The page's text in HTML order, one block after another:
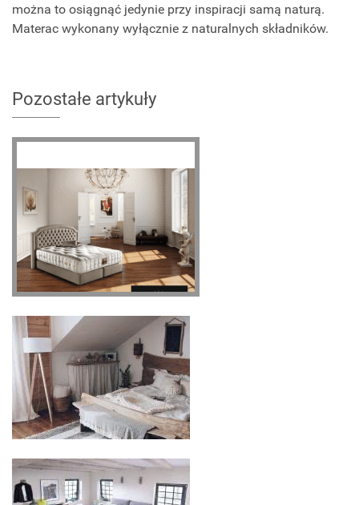
można to osiągnąć jedynie przy inspiracji samą naturą.
Materac wykonany wyłącznie z naturalnych składników.
Pozostałe artykuły